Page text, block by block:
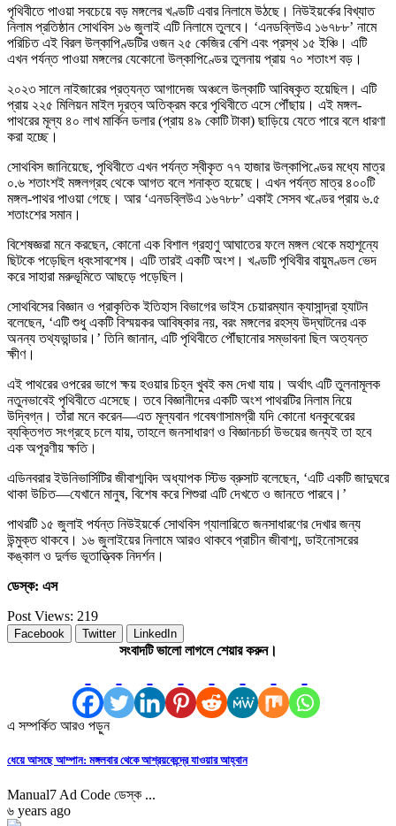
পৃথিবীতে পাওয়া সবচেয়ে বড় মঙ্গলের খণ্ডটি এবার নিলামে উঠছে। নিউইয়র্কের বিখ্যাত
নিলাম প্রতিষ্ঠান সোথবিস ১৬ জুলাই এটি নিলামে তুলবে। ‘এনডব্লিউএ ১৬৭৮৮’ নামে
পরিচিত এই বিরল উল্কাপিণ্ডটির ওজন ২৫ কেজির বেশি এবং প্রস্থ ১৫ ইঞ্চি। এটি
এখন পর্যন্ত পাওয়া মঙ্গলের যেকোনো উল্কাপিণ্ডের তুলনায় প্রায় ৭০ শতাংশ বড়।
২০২৩ সালে নাইজারের প্রত্যন্ত আগাদেজ অঞ্চলে উল্কাটি আবিষ্কৃত হয়েছিল। এটি
প্রায় ২২৫ মিলিয়ন মাইল দূরত্ব অতিক্রম করে পৃথিবীতে এসে পৌঁছায়। এই মঙ্গল-
পাথরের মূল্য ৪০ লাখ মার্কিন ডলার (প্রায় ৪৯ কোটি টাকা) ছাড়িয়ে যেতে পারে বলে ধারণা
করা হচ্ছে।
সোথবিস জানিয়েছে, পৃথিবীতে এখন পর্যন্ত স্বীকৃত ৭৭ হাজার উল্কাপিণ্ডের মধ্যে মাত্র
০.৬ শতাংশই মঙ্গলগ্রহ থেকে আগত বলে শনাক্ত হয়েছে। এখন পর্যন্ত মাত্র ৪০০টি
মঙ্গল-পাথর পাওয়া গেছে। আর ‘এনডব্লিউএ ১৬৭৮৮’ একাই সেসব খণ্ডের প্রায় ৬.৫
শতাংশের সমান।
বিশেষজ্ঞরা মনে করছেন, কোনো এক বিশাল গ্রহাণু আঘাতের ফলে মঙ্গল থেকে মহাশূন্যে
ছিটকে পড়েছিল ধ্বংসাবশেষ। এটি তারই একটি অংশ। খণ্ডটি পৃথিবীর বায়ুমণ্ডল ভেদ
করে সাহারা মরুভূমিতে আছড়ে পড়েছিল।
সোথবিসের বিজ্ঞান ও প্রাকৃতিক ইতিহাস বিভাগের ভাইস চেয়ারম্যান ক্যাসান্দ্রা হ্যাটন
বলেছেন, ‘এটি শুধু একটি বিস্ময়কর আবিষ্কার নয়, বরং মঙ্গলের রহস্য উদ্‌ঘাটনের এক
অনন্য তথ্যভান্ডার।’ তিনি জানান, এটি পৃথিবীতে পৌঁছানোর সম্ভাবনা ছিল অত্যন্ত
ক্ষীণ।
এই পাথরের ওপরের ভাগে ক্ষয় হওয়ার চিহ্ন খুবই কম দেখা যায়। অর্থাৎ এটি তুলনামূলক
নতুনভাবেই পৃথিবীতে এসেছে। তবে বিজ্ঞানীদের একটি অংশ পাথরটির নিলাম নিয়ে
উদ্বিগ্ন। তাঁরা মনে করেন—এত মূল্যবান গবেষণাসামগ্রী যদি কোনো ধনকুবেরের
ব্যক্তিগত সংগ্রহে চলে যায়, তাহলে জনসাধারণ ও বিজ্ঞানচর্চা উভয়ের জন্যই তা হবে
এক অপূরণীয় ক্ষতি।
এডিনবরার ইউনিভার্সিটির জীবাশ্মবিদ অধ্যাপক স্টিভ ব্রুসাট বলেছেন, ‘এটি একটি জাদুঘরে
থাকা উচিত—যেখানে মানুষ, বিশেষ করে শিশুরা এটি দেখতে ও জানতে পারবে।’
পাথরটি ১৫ জুলাই পর্যন্ত নিউইয়র্কে সোথবিস গ্যালারিতে জনসাধারণের দেখার জন্য
উন্মুক্ত থাকবে। ১৬ জুলাইয়ের নিলামে আরও থাকবে প্রাচীন জীবাশ্ম, ডাইনোসরের
কঙ্কাল ও দুর্লভ ভূতাত্ত্বিক নিদর্শন।
ডেস্ক: এস
Post Views: 219
Facebook Twitter LinkedIn
সংবাদটি ভালো লাগলে শেয়ার করুন।
এ সম্পর্কিত আরও পড়ুন
ধেয়ে আসছে আম্পান: মঙ্গলবার থেকে আশ্রয়কেন্দ্রে যাওয়ার আহ্বান
Manual7 Ad Code ডেস্ক ...
৬ years ago